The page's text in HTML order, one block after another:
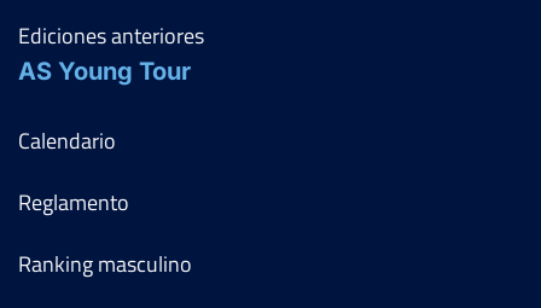
Ediciones anteriores
AS Young Tour
Calendario
Reglamento
Ranking masculino